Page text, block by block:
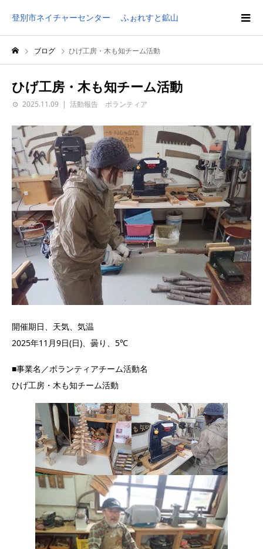
登別市ネイチャーセンター ふぉれすと鉱山
ブログ ひげ工房・木も知チーム活動
ひげ工房・木も知チーム活動
2025.11.09 活動報告 ボランティア
開催期日、天気、気温
2025年11月9日(日)、曇り、5℃
■事業名／ボランティアチーム活動名
ひげ工房・木も知チーム活動